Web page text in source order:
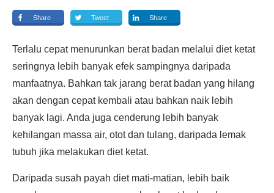
Share Tweet Share
Terlalu cepat menurunkan berat badan melalui diet ketat
seringnya lebih banyak efek sampingnya daripada
manfaatnya. Bahkan tak jarang berat badan yang hilang
akan dengan cepat kembali atau bahkan naik lebih
banyak lagi. Anda juga cenderung lebih banyak
kehilangan massa air, otot dan tulang, daripada lemak
tubuh jika melakukan diet ketat.
Daripada susah payah diet mati-matian, lebih baik